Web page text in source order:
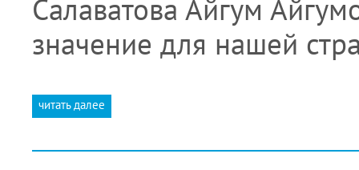
Салаватова Айгум
значение для нашей
читать далее